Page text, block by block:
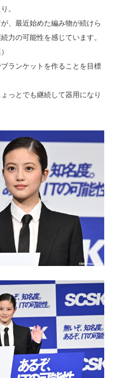
。
、最近始めた編み物が続けら
力の可能性を感じています。
ランケットを作ることを目標
っとでも継続して器用になり